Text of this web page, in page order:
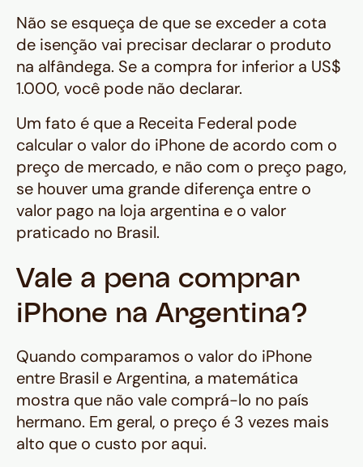
Não se esqueça de que se exceder a cota
de isenção vai precisar declarar o produto
na alfândega. Se a compra for inferior a US$
1.000, você pode não declarar.
Um fato é que a Receita Federal pode
calcular o valor do iPhone de acordo com o
preço de mercado, e não com o preço pago,
se houver uma grande diferença entre o
valor pago na loja argentina e o valor
praticado no Brasil.
Vale a pena comprar
iPhone na Argentina?
Quando comparamos o valor do iPhone
entre Brasil e Argentina, a matemática
mostra que não vale comprá-lo no país
hermano. Em geral, o preço é 3 vezes mais
alto que o custo por aqui.